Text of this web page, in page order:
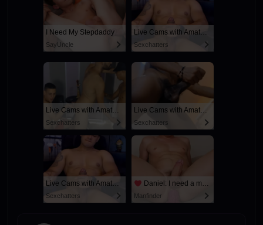
I Need My Stepdaddy
SayUncle
Live Cams with Amateur Men
Sexchatters
Live Cams with Amateur Men
Sexchatters
Live Cams with Amateur Men
Sexchatters
Live Cams with Amateur Men
Sexchatters
Daniel: I need a man for a spicy night...
Manfinder